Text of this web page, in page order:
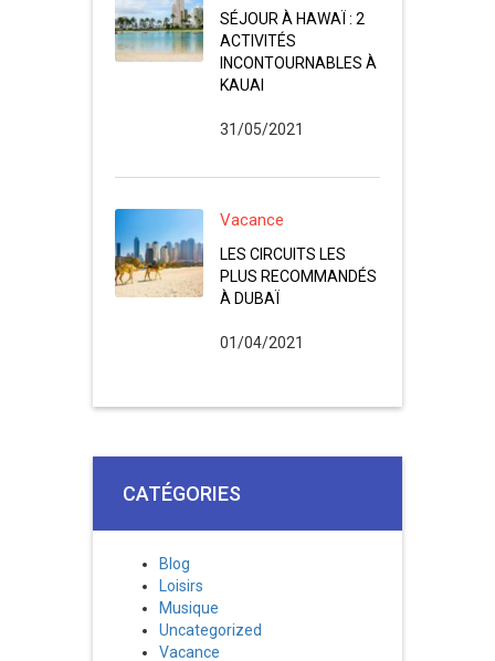
SÉJOUR À HAWAÏ : 2
ACTIVITÉS
INCONTOURNABLES À
KAUAI
31/05/2021
Vacance
LES CIRCUITS LES
PLUS RECOMMANDÉS
À DUBAÏ
01/04/2021
CATÉGORIES
Blog
Loisirs
Musique
Uncategorized
Vacance